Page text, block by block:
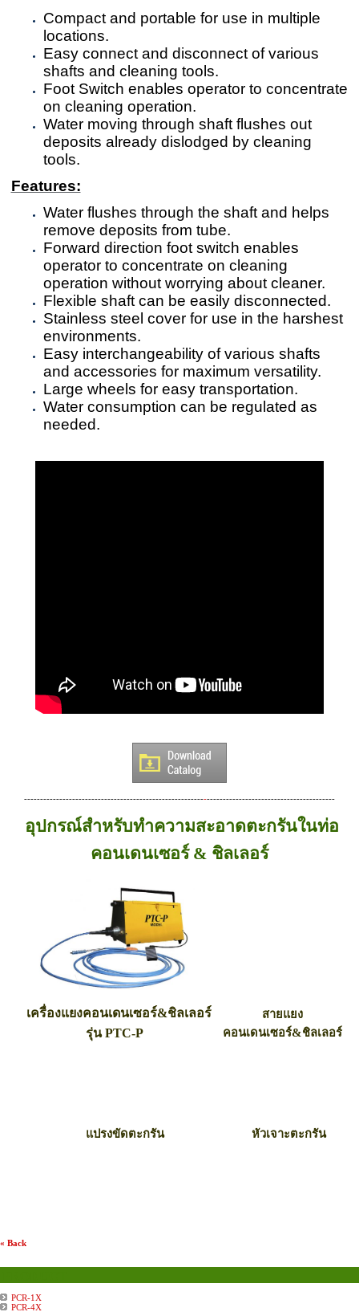
Compact and portable for use in multiple
locations.
Easy connect and disconnect of various
shafts and cleaning tools.
Foot Switch enables operator to concentrate
on cleaning operation.
Water moving through shaft flushes out
deposits already dislodged by cleaning
tools.
Features:
Water flushes through the shaft and helps
remove deposits from tube.
Forward direction foot switch enables
operator to concentrate on cleaning
operation without worrying about cleaner.
Flexible shaft can be easily disconnected.
Stainless steel cover for use in the harshest
environments.
Easy interchangeability of various shafts
and accessories for maximum versatility.
Large wheels for easy transportation.
Water consumption can be regulated as
needed.
-------------------------------------------------------------------------------------------------
อุปกรณ์สำหรับทำความสะอาดตะกรันในท่อ
คอนเดนเซอร์ & ชิลเลอร์
เครื่องแยงคอนเดนเซอร์&ชิลเลอร์
รุ่น PTC-P
สายแยง
คอนเดนเซอร์&ชิลเลอร์
แปรงขัดตะกรัน หัวเจาะตะกรัน
« Back
PCR-1X
PCR-4X